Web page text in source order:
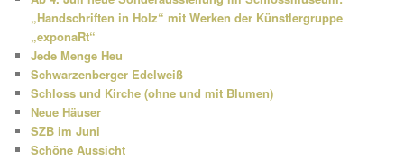
„Handschriften in Holz“ mit Werken der Künstlergruppe
„exponaRt“
Jede Menge Heu
Schwarzenberger Edelweiß
Schloss und Kirche (ohne und mit Blumen)
Neue Häuser
SZB im Juni
Schöne Aussicht